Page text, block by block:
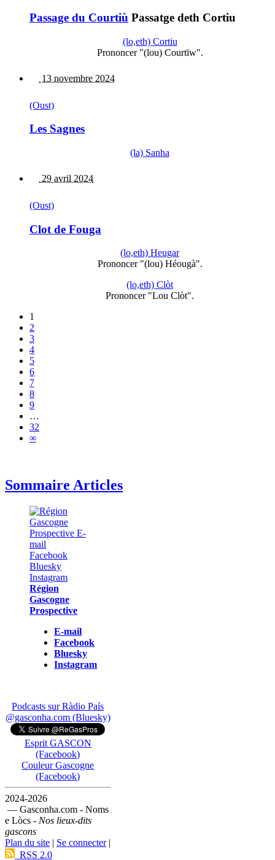
Passage du Courtiù Passatge deth Cortiu
(lo,eth) Cortiu
Prononcer "(lou) Courtïw".
13 novembre 2024
(Oust)
Les Sagnes
(la) Sanha
29 avril 2024
(Oust)
Clot de Fouga
(lo,eth) Heugar
Prononcer "(lou) Héougà".
(lo,eth) Clòt
Prononcer "Lou Clòt".
1
2
3
4
5
6
7
8
9
…
32
∞
Sommaire Articles
Région
Gascogne
Prospective
E-mail
Facebook
Bluesky
Instagram
Podcasts sur Ràdio País
@gasconha.com (Bluesky)
Esprit GASCON
(Facebook)
Couleur Gascogne
(Facebook)
2024-2026
— Gasconha.com - Noms
e Lòcs - Nos lieux-dits
gascons
Plan du site | Se connecter|
RSS 2.0